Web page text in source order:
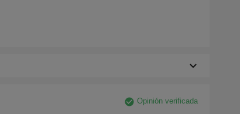
keyboard_arrow_down
check_circle Opinión verificada